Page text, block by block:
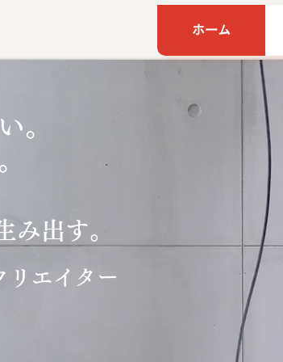
ホーム
。
み出す。
リエイター